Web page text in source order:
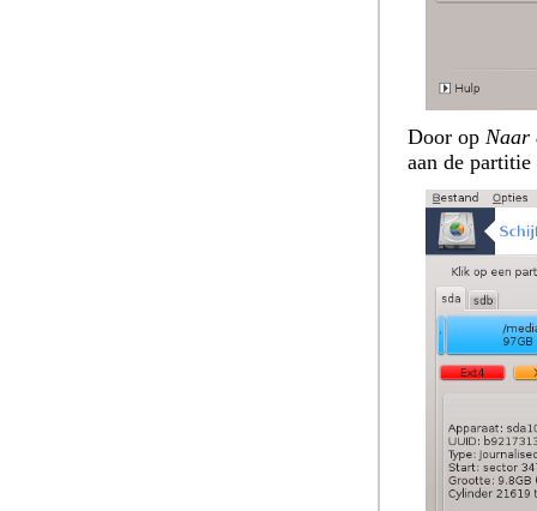
Door op Naar
aan de